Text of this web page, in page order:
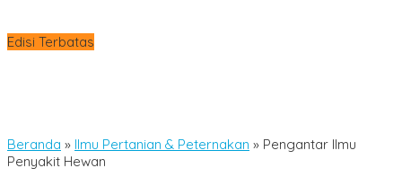
Edisi Terbatas
Beranda » Ilmu Pertanian & Peternakan » Pengantar Ilmu
Penyakit Hewan